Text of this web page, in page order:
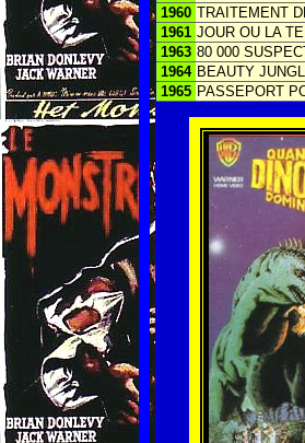
1960 TRAITEMENT
1961 JOUR OU LA
1963 80 000
1964 BEAUTY
1965 PASSEPORT